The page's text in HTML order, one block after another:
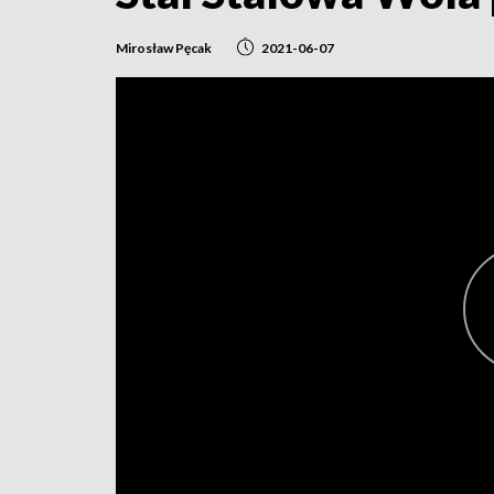
Mirosław Pęcak 2021-06-07